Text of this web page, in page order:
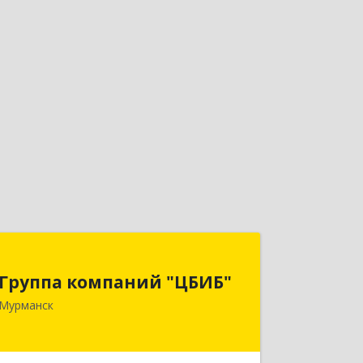
Группа компаний "ЦБИБ"
Мурманск
183010, Мурманская обл, Мурманск г,
Подробнее